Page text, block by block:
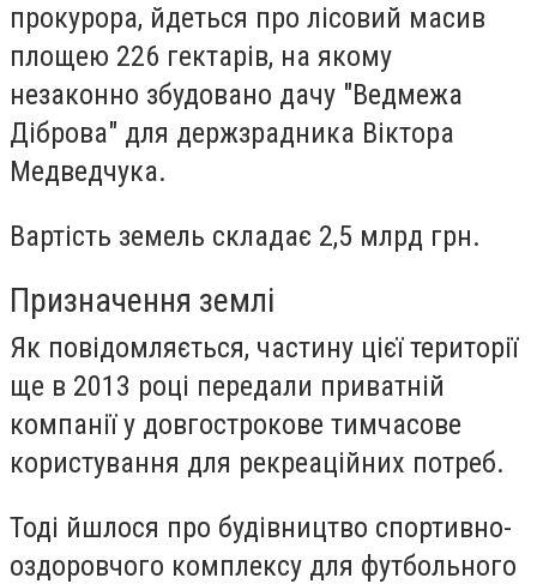
прокурора, йдеться про лісовий масив
площею 226 гектарів, на якому
незаконно збудовано дачу "Ведмежа
Діброва" для держзрадника Віктора
Медведчука.
Вартість земель складає 2,5 млрд грн.
Призначення землі
Як повідомляється, частину цієї території
ще в 2013 році передали приватній
компанії у довгострокове тимчасове
користування для рекреаційних потреб.
Тоді йшлося про будівництво спортивно-
оздоровчого комплексу для футбольного